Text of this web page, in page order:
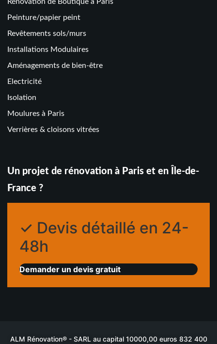
Peinture/papier peint
Revêtements sols/murs
Installations Modulaires
Aménagements de bien-être
Electricité
Isolation
Moulures à Paris
Verrières & cloisons vitrées
Un projet de rénovation à Paris et en Île-de-
France ?
✓ Devis détaillé en 24-
48h
Demander un devis gratuit
ALM Rénovation® - SARL au capital 10000,00 euros 832 400